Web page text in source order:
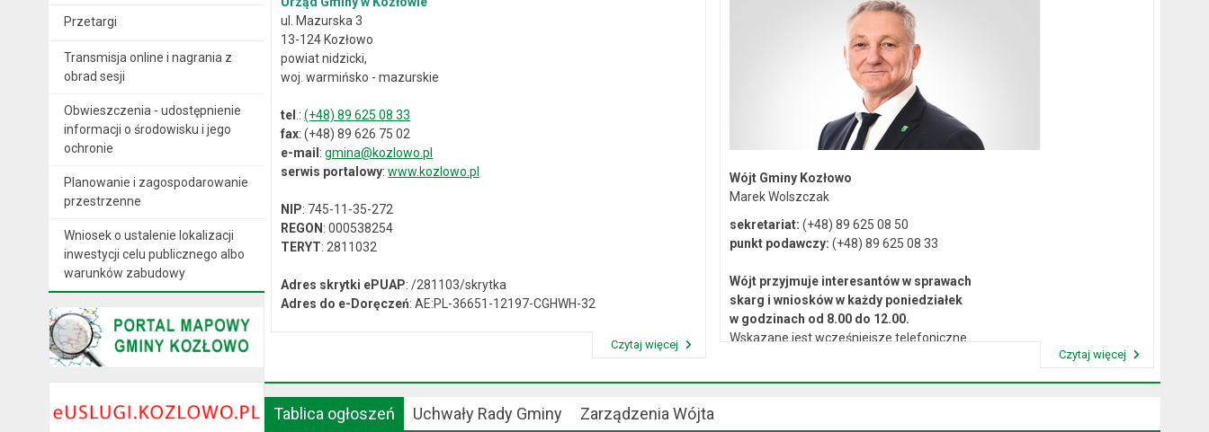
Przetargi
Transmisja online i nagrania z
obrad sesji
Obwieszczenia - udostępnienie
informacji o środowisku i jego
ochronie
Planowanie i zagospodarowanie
przestrzenne
Wniosek o ustalenie lokalizacji
inwestycji celu publicznego albo
warunków zabudowy
ul. Mazurska 3
13-124 Kozłowo
powiat nidzicki,
woj. warmińsko - mazurskie
tel .:(+48) 89 625 08 33
fax: (+48) 89 626 75 02
e-mail :gmina@kozlowo.pl
serwis portalowy:www.kozlowo.pl
NIP: 745-11-35-272
REGON : 000538254
TERYT: 2811032
Adres skrytki ePUAP: /281103/skrytka
Adres do e-Doręczeń: AE:PL-36651-12197-CGHWH-32
Czytaj więcej
Wójt Gminy Kozłowo
Marek Wolszczak
sekretariat: (+48) 89 625 08 50
punkt podawczy: (+48) 89 625 08 33
Wójt przyjmuje interesantów w sprawach
skarg i wniosków w każdy poniedziałek
w godzinach od 8.00 do 12.00.
Wskazane jest wcześniejsze telefoniczne
Czytaj więcej
Tablica ogłoszeń Uchwały Rady Gminy Zarządzenia Wójta